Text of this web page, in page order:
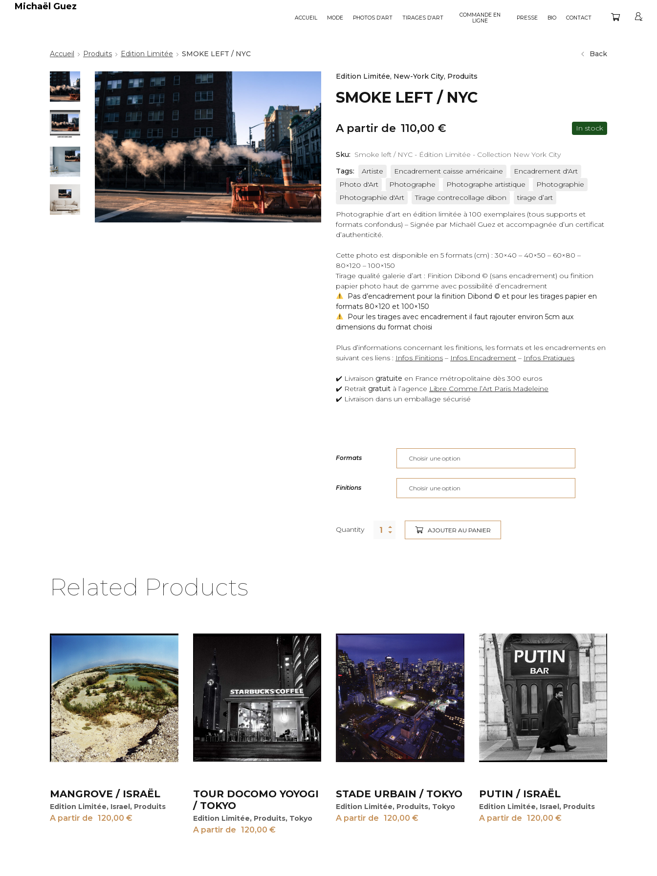
Michaël Guez
ACCUEIL MODE PHOTOS D’ART TIRAGES D’ART
COMMANDE EN
LIGNE
PRESSE BIO CONTACT
Accueil Produits Edition Limitée SMOKE LEFT / NYC Back
Edition Limitée, New-York City, Produits
SMOKE LEFT / NYC
A partir de 110,00 € In stock
Sku: Smoke left / NYC - Édition Limitée - Collection New York City
Tags:
Artiste Encadrement caisse américaine
Encadrement d'Art
Photo d'Art
Photographe Photographe artistique
Photographie
Photographie d'Art
Tirage contrecollage dibon
tirage d’art
Photographie d’art en édition limitée à 100 exemplaires (tous supports et
formats confondus) – Signée par Michaël Guez et accompagnée d’un certificat
d’authenticité.
Cette photo est disponible en 5 formats (cm) : 30×40 – 40×50 – 60×80 –
80×120 – 100×150
Tirage qualité galerie d’art : Finition Dibond © (sans encadrement) ou finition
papier photo haut de gamme avec possibilité d’encadrement
Pas d’encadrement pour la finition Dibond © et pour les tirages papier en
formats 80×120 et 100×150
Pour les tirages avec encadrement il faut rajouter environ 5cm aux
dimensions du format choisi
Plus d’informations concernant les finitions, les formats et les encadrements en
suivant ces liens : Infos Finitions – Infos Encadrement – Infos Pratiques
✔️ Livraison gratuite en France métropolitaine dès 300 euros
✔️ Retrait gratuit à l’agence Libre Comme l’Art Paris Madeleine
✔️ Livraison dans un emballage sécurisé
Formats
Finitions
Quantity AJOUTER AU PANIER
Related Products
View
MANGROVE / ISRAËL
Edition Limitée, Israel, Produits
A partir de 120,00 €
View
TOUR DOCOMO YOYOGI
/ TOKYO
Edition Limitée, Produits, Tokyo
A partir de 120,00 €
View
STADE URBAIN / TOKYO
Edition Limitée, Produits, Tokyo
A partir de 120,00 €
View
PUTIN / ISRAËL
Edition Limitée, Israel, Produits
A partir de 120,00 €